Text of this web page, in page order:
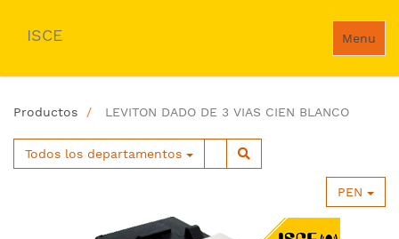
Menu
ISCE
Productos LEVITON DADO DE 3 VIAS CIEN BLANCO
Todos los departamentos
PEN